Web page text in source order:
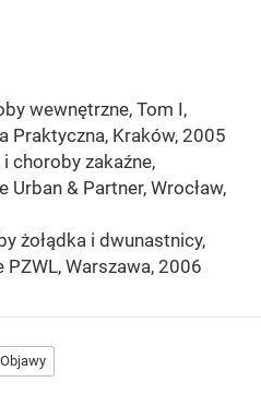
wewnętrzne, Tom I,
Praktyczna, Kraków, 2005
choroby zakaźne,
& Partner, Wrocław,
żołądka i dwunastnicy,
Warszawa, 2006
Objawy